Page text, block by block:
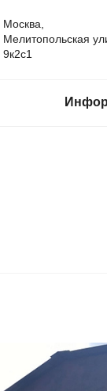
Москва,
Мелитопольская
9к2с1